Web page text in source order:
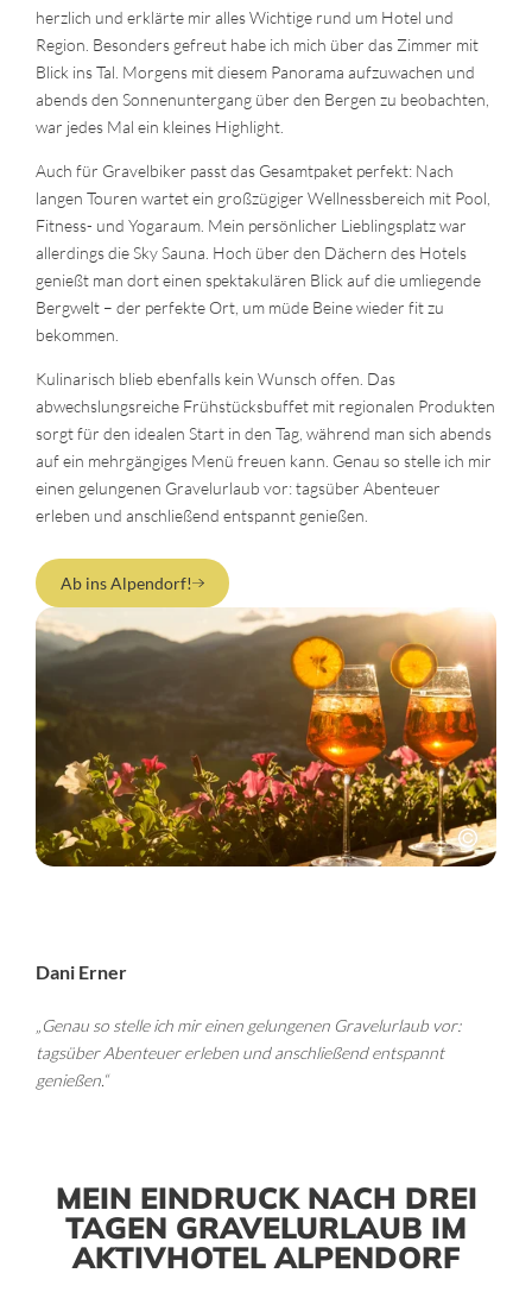
herzlich und erklärte mir alles Wichtige rund um Hotel und
Region. Besonders gefreut habe ich mich über das Zimmer mit
Blick ins Tal. Morgens mit diesem Panorama aufzuwachen und
abends den Sonnenuntergang über den Bergen zu beobachten,
war jedes Mal ein kleines Highlight.
Auch für Gravelbiker passt das Gesamtpaket perfekt: Nach
langen Touren wartet ein großzügiger Wellnessbereich mit Pool,
Fitness- und Yogaraum. Mein persönlicher Lieblingsplatz war
allerdings die Sky Sauna. Hoch über den Dächern des Hotels
genießt man dort einen spektakulären Blick auf die umliegende
Bergwelt – der perfekte Ort, um müde Beine wieder fit zu
bekommen.
Kulinarisch blieb ebenfalls kein Wunsch offen. Das
abwechslungsreiche Frühstücksbuffet mit regionalen Produkten
sorgt für den idealen Start in den Tag, während man sich abends
auf ein mehrgängiges Menü freuen kann. Genau so stelle ich mir
einen gelungenen Gravelurlaub vor: tagsüber Abenteuer
erleben und anschließend entspannt genießen.
Ab ins Alpendorf!
Dani Erner
„Genau so stelle ich mir einen gelungenen Gravelurlaub vor:
tagsüber Abenteuer erleben und anschließend entspannt
genießen.“
MEIN EINDRUCK NACH DREI
TAGEN GRAVELURLAUB IM
AKTIVHOTEL ALPENDORF